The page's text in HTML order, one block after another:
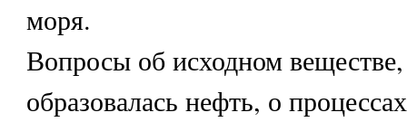
моря.
Вопросы об исходном веществе,
образовалась нефть, о процессах